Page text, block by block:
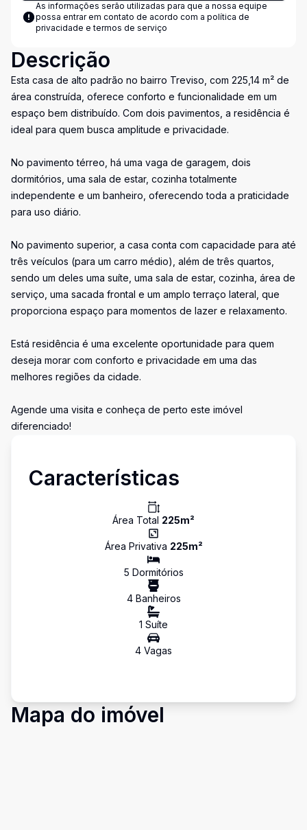
As informações serão utilizadas para que a nossa equipe
possa entrar em contato de acordo com a política de
privacidade e termos de serviço
Descrição
Esta casa de alto padrão no bairro Treviso, com 225,14 m² de
área construída, oferece conforto e funcionalidade em um
espaço bem distribuído. Com dois pavimentos, a residência é
ideal para quem busca amplitude e privacidade.
No pavimento térreo, há uma vaga de garagem, dois
dormitórios, uma sala de estar, cozinha totalmente
independente e um banheiro, oferecendo toda a praticidade
para uso diário.
No pavimento superior, a casa conta com capacidade para até
três veículos (para um carro médio), além de três quartos,
sendo um deles uma suíte, uma sala de estar, cozinha, área de
serviço, uma sacada frontal e um amplo terraço lateral, que
proporciona espaço para momentos de lazer e relaxamento.
Está residência é uma excelente oportunidade para quem
deseja morar com conforto e privacidade em uma das
melhores regiões da cidade.
Agende uma visita e conheça de perto este imóvel
diferenciado!
Características
Área Total 225m²
Área Privativa 225m²
5 Dormitórios
4Banheiros
1 Suíte
4 Vagas
Mapa do imóvel